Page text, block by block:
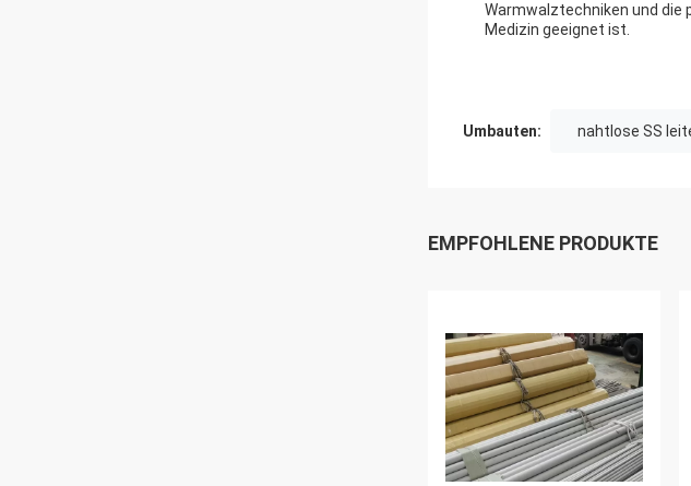
Warmwalztechniken und die
Medizin geeignet ist.
Umbauten: nahtlose SS
EMPFOHLENE PRODUKTE